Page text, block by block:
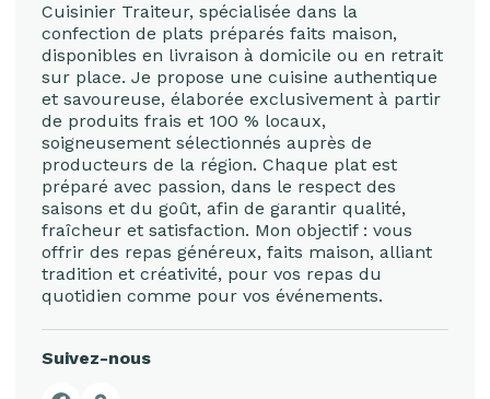
Cuisinier Traiteur, spécialisée dans la
confection de plats préparés faits maison,
disponibles en livraison à domicile ou en retrait
sur place. Je propose une cuisine authentique
et savoureuse, élaborée exclusivement à partir
de produits frais et 100 % locaux,
soigneusement sélectionnés auprès de
producteurs de la région. Chaque plat est
préparé avec passion, dans le respect des
saisons et du goût, afin de garantir qualité,
fraîcheur et satisfaction. Mon objectif : vous
offrir des repas généreux, faits maison, alliant
tradition et créativité, pour vos repas du
quotidien comme pour vos événements.
Suivez-nous